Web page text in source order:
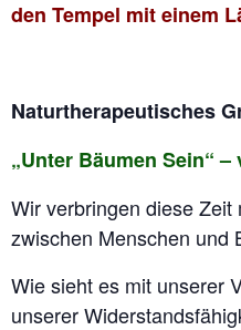
den Tempel mit einem
Naturtherapeutisches
„Unter Bäumen Sein“
Wir verbringen diese
zwischen Menschen und
Wie sieht es mit unserer
unserer